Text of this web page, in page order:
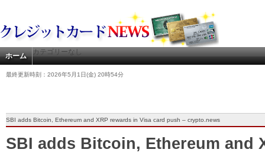
ホーム カテゴリーなし
最終更新時刻：2026年5月1日(金) 20時54分
SBI adds Bitcoin, Ethereum and XRP rewards in Visa card push – crypto.news
SBI adds Bitcoin, Ethereum and